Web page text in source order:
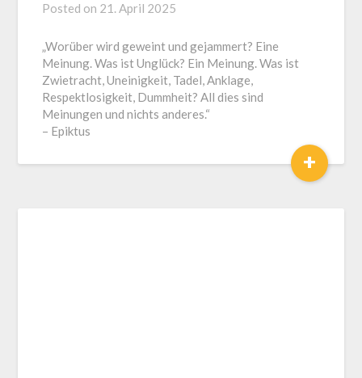
Posted on 21. April 2025
LOGA,
Lotse
und
Coach
„Worüber wird geweint und gejammert? Eine
Meinung. Was ist Unglück? Ein Meinung. Was ist
Zwietracht, Uneinigkeit, Tadel, Anklage,
Respektlosigkeit, Dummheit? All dies sind
Meinungen und nichts anderes.“
– Epiktus
+